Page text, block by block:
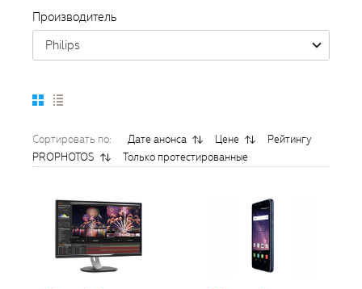
Производитель
Philips
Сортировать по: Дате анонса Цене
Рейтингу
PROPHOTOS
Только протестированные